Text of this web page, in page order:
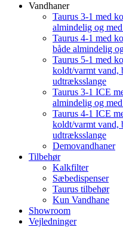
Vandhaner
Taurus 3-1 med
almindelig og
Taurus 4-1 med
både almindelig
Taurus 5-1 med
koldt/varmt vand,
udtræksslange
Taurus 3-1 ICE
almindelig og
Taurus 4-1 ICE
koldt/varmt vand,
udtræksslange
Demovandhaner
Tilbehør
Kalkfilter
Sæbedispenser
Taurus tilbehør
Kun Vandhane
Showroom
Vejledninger